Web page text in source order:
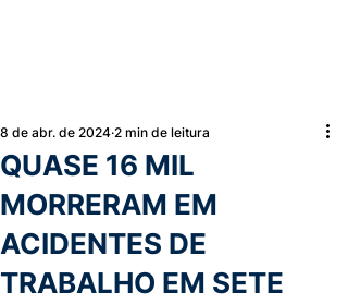
QUASE 16 MIL
MORRERAM EM
ACIDENTES DE
TRABALHO EM SETE
8 de abr. de 2024 2 min de leitura